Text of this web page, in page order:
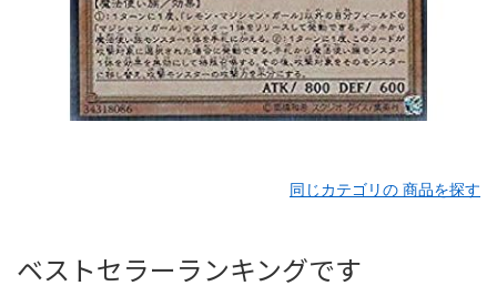
同じカテゴリの 商品を探す
ベストセラーランキングです